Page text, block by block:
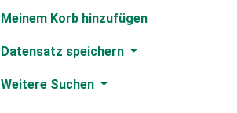
Meinem Korb hinzufügen
Datensatz speichern
Weitere Suchen